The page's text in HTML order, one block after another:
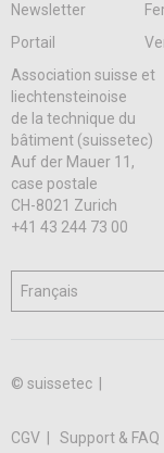
Newsletter
Portail
Association suisse et
liechtensteinoise
de la technique du
bâtiment (suissetec)
Auf der Mauer 11,
case postale
CH-8021 Zurich
+41 43 244 73 00
© suissetec |
CGV Support & FAQ